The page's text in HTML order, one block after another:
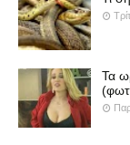
Τα